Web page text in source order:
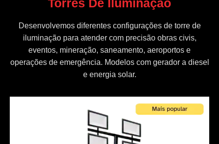
Torres De Iluminação
Desenvolvemos diferentes configurações de torre de
iluminação para atender com precisão obras civis,
eventos, mineração, saneamento, aeroportos e
operações de emergência. Modelos com gerador a diesel
e energia solar.